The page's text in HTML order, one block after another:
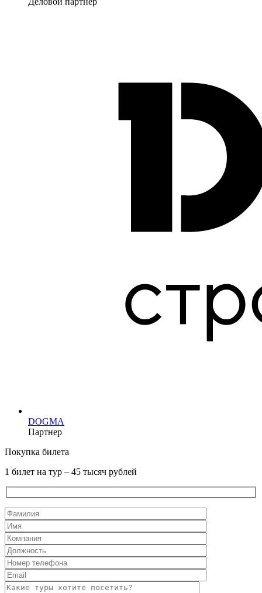
DOGMA
Партнер
Покупка билета
1 билет на тур – 45 тысяч рублей